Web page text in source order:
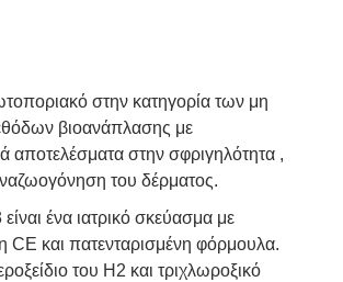
στην κατηγορία των μη
βιοανάπλασης με
αποτελέσματα στην σφριγηλότητα ,
του δέρματος.
ένα ιατρικό σκεύασμα με
CE και πατενταρισμένη φόρμουλα.
του Η2 και τριχλωροξικό